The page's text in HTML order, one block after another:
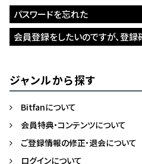
パスワードを忘れた
会員登録をしたいのですが、登
ジャンルから探す
Bitfanについて
会員特典・コンテンツについて
ご登録情報の修正・退会について
ログインについて